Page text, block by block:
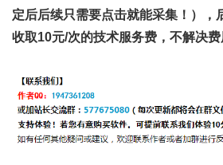
定后后续只需要点击就能采集！），
收取10元/次的技术服务费，不解决费